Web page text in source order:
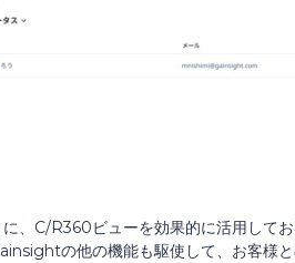
、C/R360ビューを効果的に活用して
の他の機能も駆使して、お客様と